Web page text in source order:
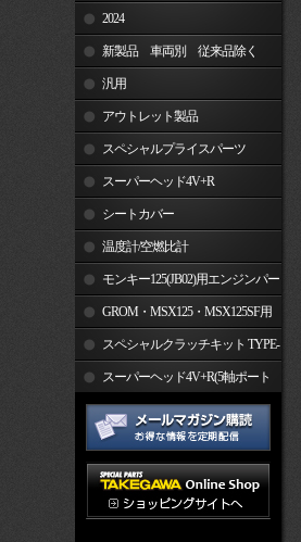
2024
新製品 車両別 従来品除く
汎用
アウトレット製品
スペシャルプライスパーツ
スーパーヘッド4V+R
シートカバー
温度計/空燃比計
モンキー125(JB02)用エンジンパー
ツ GROM・MSX125・MSX125SF用
エンジンパーツ
スペシャルクラッチキット TYPE-
スーパーヘッド4V+R(5軸ポート
加工)